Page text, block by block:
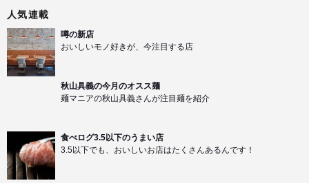
人気連載
噂の新店
おいしいモノ好きが、今注目する店
秋山具義の今月のオスス麺
麺マニアの秋山具義さんが注目麺を紹介
食べログ3.5以下のうまい店
3.5以下でも、おいしいお店はたくさんあるんです！